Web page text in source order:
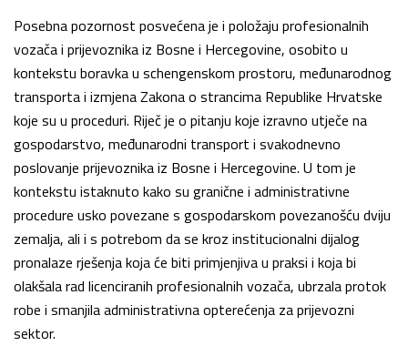
Posebna pozornost posvećena je i položaju profesionalnih
vozača i prijevoznika iz Bosne i Hercegovine, osobito u
kontekstu boravka u schengenskom prostoru, međunarodnog
transporta i izmjena Zakona o strancima Republike Hrvatske
koje su u proceduri. Riječ je o pitanju koje izravno utječe na
gospodarstvo, međunarodni transport i svakodnevno
poslovanje prijevoznika iz Bosne i Hercegovine. U tom je
kontekstu istaknuto kako su granične i administrativne
procedure usko povezane s gospodarskom povezanošću dviju
zemalja, ali i s potrebom da se kroz institucionalni dijalog
pronalaze rješenja koja će biti primjenjiva u praksi i koja bi
olakšala rad licenciranih profesionalnih vozača, ubrzala protok
robe i smanjila administrativna opterećenja za prijevozni
sektor.